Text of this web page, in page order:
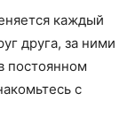
каждый
друга, за ними
постоянном
с